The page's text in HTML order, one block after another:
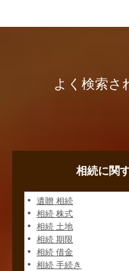
よく検索さ
相続に関
遺贈 相続
相続 株式
相続 土地
相続 期限
相続 借金
相続 手続き